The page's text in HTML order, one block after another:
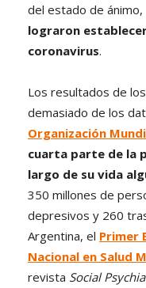
del estado de ánimo,
lograron
coronavirus.
Los resultados de
demasiado de los
Organización
cuarta parte de la
largo de su vida
350 millones de
depresivos y 260
Argentina, el Primer
Nacional en Salud
revista Social